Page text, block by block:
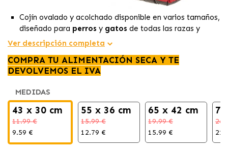
Cojín ovalado y acolchado disponible en varios tamaños,
diseñado para perros y gatos de todas las razas y
tamaños.
Fabricado con tejido de
mullido que aportacomodidadysoporte ergonómico
para un descanso saludable.
higieney
medianas y grandes.
Ver descripción completa
COMPRA TU ALIMENTACIÓN SECA Y TE
DEVOLVEMOS EL IVA
MEDIDAS
43 x 30 cm
11.99 €
9.59 €
55 x 36 cm
15.99 €
12.79 €
65 x 42 cm
19.99 €
15.99 €